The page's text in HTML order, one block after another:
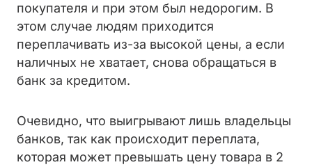
покупателя и при этом был недорогим. В
этом случае людям приходится
переплачивать из-за высокой цены, а если
наличных не хватает, снова обращаться в
банк за кредитом.
Очевидно, что выигрывают лишь владельцы
банков, так как происходит переплата,
которая может превышать цену товара в 2